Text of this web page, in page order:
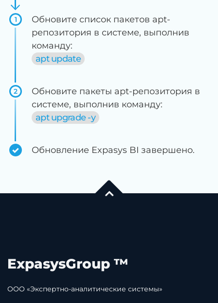
1
Обновите список пакетов apt-
репозитория в системе, выполнив
команду:
apt update
2
Обновите пакеты apt-репозитория в
системе, выполнив команду:
apt upgrade -y
Обновление Expasys BI завершено.
ExpasysGroup ™
ООО «Экспертно-аналитические системы»